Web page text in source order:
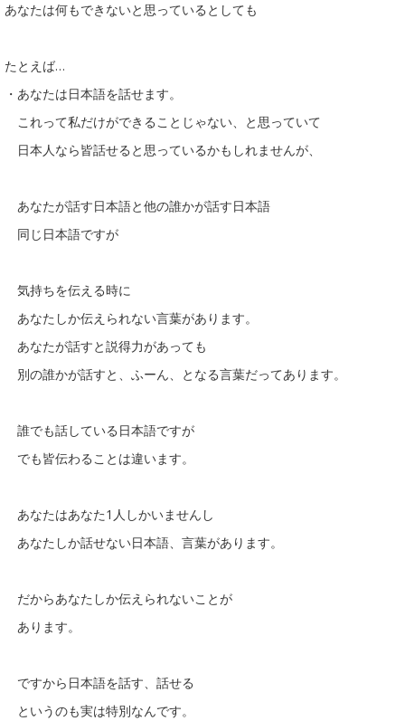
あなたは何もできないと思っているとしても
たとえば…
・あなたは日本語を話せます。
これって私だけができることじゃない、と思っていて
日本人なら皆話せると思っているかもしれませんが、
あなたが話す日本語と他の誰かが話す日本語
同じ日本語ですが
気持ちを伝える時に
あなたしか伝えられない言葉があります。
あなたが話すと説得力があっても
別の誰かが話すと、ふーん、となる言葉だってあります。
誰でも話している日本語ですが
でも皆伝わることは違います。
あなたはあなた1人しかいませんし
あなたしか話せない日本語、言葉があります。
だからあなたしか伝えられないことが
あります。
ですから日本語を話す、話せる
というのも実は特別なんです。